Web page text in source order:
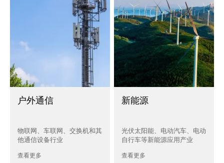
户外通信
物联网、车联网、交换机和其
他通信设备行业
查看更多
新能源
光伏太阳能、电动汽车、电动
自行车等新能源应用产业
查看更多